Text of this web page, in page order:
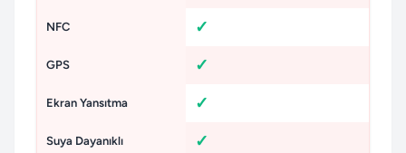
NFC
GPS
Ekran Yansıtma
Suya Dayanıklı